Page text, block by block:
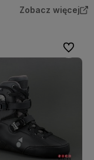
Zobacz więcej
Do